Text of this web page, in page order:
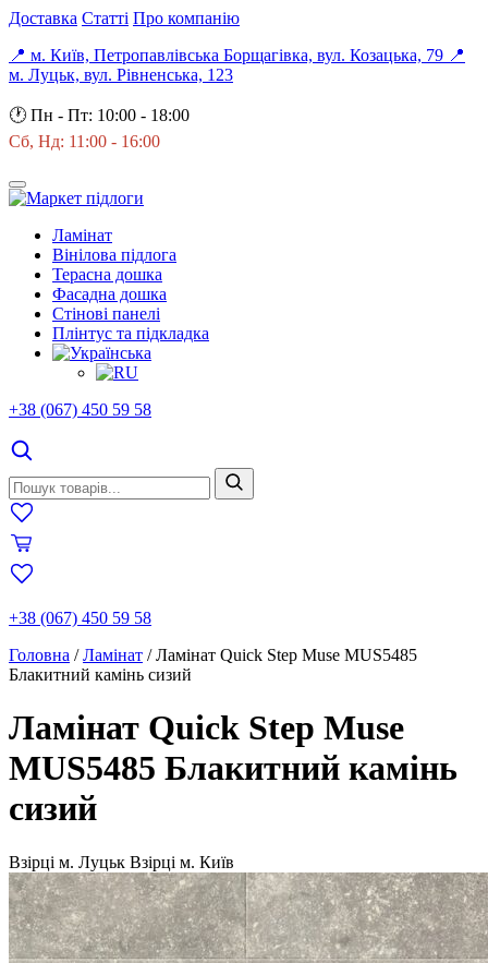
Доставка Статті Про компанію
📍 м. Київ, Петропавлівська Борщагівка, вул. Козацька, 79 📍
м. Луцьк, вул. Рівненська, 123
🕐 Пн - Пт: 10:00 - 18:00
Сб, Нд: 11:00 - 16:00
Ламінат
Вінілова підлога
Терасна дошка
Фасадна дошка
Стінові панелі
Плінтус та підкладка
+38 (067) 450 59 58
+38 (067) 450 59 58
Головна /Ламінат /Ламінат Quick Step Muse MUS5485
Блакитний камінь сизий
Ламінат Quick Step Muse
MUS5485 Блакитний камінь
сизий
Взірці м. Луцьк Взірці м. Київ